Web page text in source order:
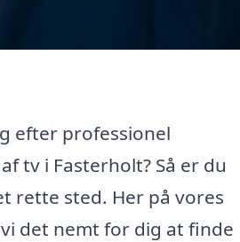
efter professionel
tv i Fasterholt? Så er du
rette sted. Her på vores
det nemt for dig at finde